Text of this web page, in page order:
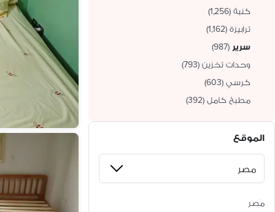
كنبة (
1,256
)
ترابيزة (
1,162
)
سرير (
987
)
وحدات تخزين (
793
)
كرسي (
603
)
مطبخ كامل (
392
)
الموقع
مَصر